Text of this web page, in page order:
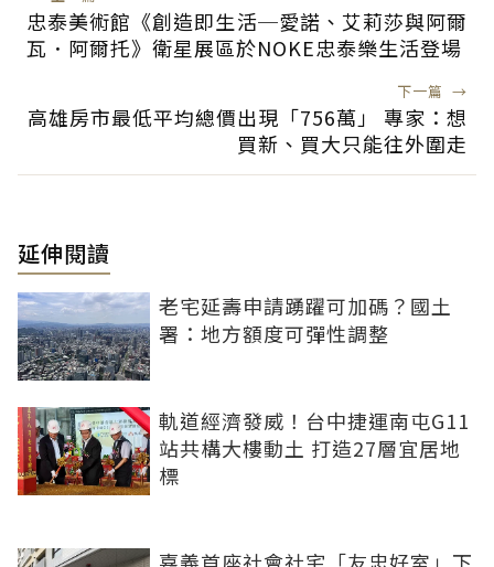
忠泰美術館《創造即生活─愛諾、艾莉莎與阿爾
瓦．阿爾托》衛星展區於NOKE忠泰樂生活登場
下一篇 →
高雄房市最低平均總價出現「756萬」 專家：想
買新、買大只能往外圍走
延伸閱讀
老宅延壽申請踴躍可加碼？國土
署：地方額度可彈性調整
軌道經濟發威！台中捷運南屯G11
站共構大樓動土 打造27層宜居地
標